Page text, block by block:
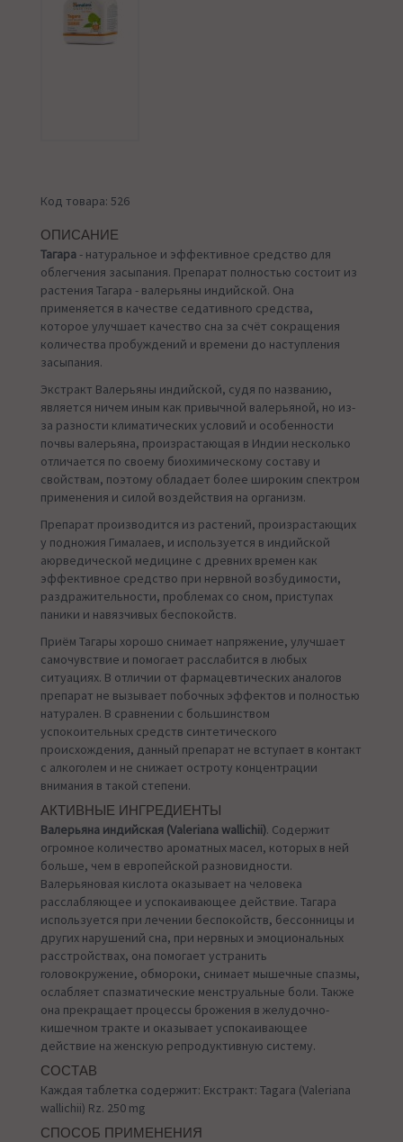
Код товара: 526
ОПИСАНИЕ
Тагара - натуральное и эффективное средство для
облегчения засыпания. Препарат полностью состоит из
растения Тагара - валерьяны индийской. Она
применяется в качестве седативного средства,
которое улучшает качество сна за счёт сокращения
количества пробуждений и времени до наступления
засыпания.
Экстракт Валерьяны индийской, судя по названию,
является ничем иным как привычной валерьяной, но из-
за разности климатических условий и особенности
почвы валерьяна, произрастающая в Индии несколько
отличается по своему биохимическому составу и
свойствам, поэтому обладает более широким спектром
применения и силой воздействия на организм.
Препарат производится из растений, произрастающих
у подножия Гималаев, и используется в индийской
аюрведической медицине с древних времен как
эффективное средство при нервной возбудимости,
раздражительности, проблемах со сном, приступах
паники и навязчивых беспокойств.
Приём Тагары хорошо снимает напряжение, улучшает
самочувствие и помогает расслабится в любых
ситуациях. В отличии от фармацевтических аналогов
препарат не вызывает побочных эффектов и полностью
натурален. В сравнении с большинством
успокоительных средств синтетического
происхождения, данный препарат не вступает в контакт
с алкоголем и не снижает остроту концентрации
внимания в такой степени.
АКТИВНЫЕ ИНГРЕДИЕНТЫ
Валерьяна индийская (Valeriana wallichii). Cодержит
огромное количество ароматных масел, которых в ней
больше, чем в европейской разновидности.
Валерьяновая кислота оказывает на человека
расслабляющее и успокаивающее действие. Тагара
используется при лечении беспокойств, бессонницы и
других нарушений сна, при нервных и эмоциональных
расстройствах, она помогает устранить
головокружение, обмороки, снимает мышечные спазмы,
ослабляет спазматические менструальные боли. Также
она прекращает процессы брожения в желудочно-
кишечном тракте и оказывает успокаивающее
действие на женскую репродуктивную систему.
CОСТАВ
Каждая таблетка содержит: Екстракт: Tagara (Valeriana
wallichii) Rz. 250 mg
СПОСОБ ПРИМЕНЕНИЯ